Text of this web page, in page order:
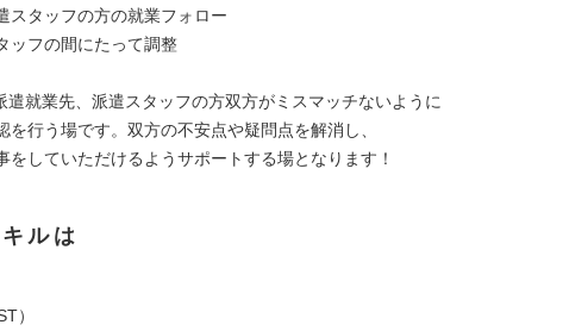
スタッフの方の就業フォロー
ッフの間にたって調整
遣就業先、派遣スタッフの方双方がミスマッチないように
を行う場です。双方の不安点や疑問点を解消し、
をしていただけるようサポートする場となります！
ルは
）